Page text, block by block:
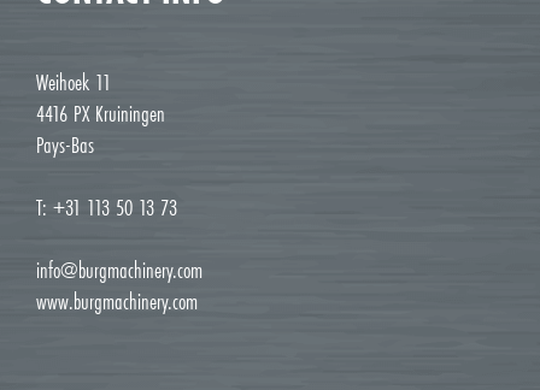
Weihoek 11
4416 PX Kruiningen
Pays-Bas
T: +31 113 50 13 73
info@burgmachinery.com
www.burgmachinery.com